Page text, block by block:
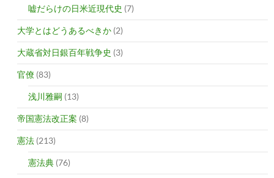
嘘だらけの日米近現代史 (7)
大学とはどうあるべきか (2)
大蔵省対日銀百年戦争史 (3)
官僚 (83)
浅川雅嗣 (13)
帝国憲法改正案 (8)
憲法 (213)
憲法典 (76)